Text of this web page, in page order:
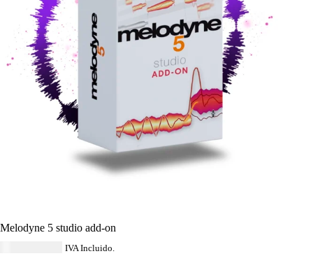
Melodyne 5 studio add-on
IVA Incluido.